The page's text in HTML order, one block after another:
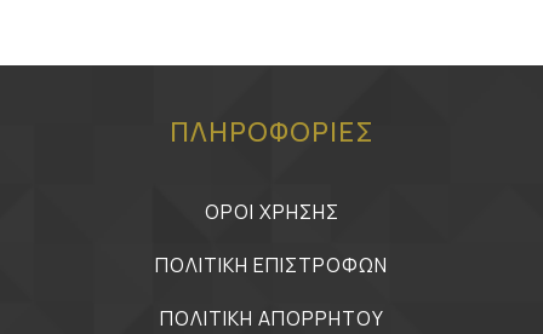
ΠΛΗΡΟΦΟΡΙΕΣ
ΟΡΟΙ ΧΡΗΣΗΣ
ΠΟΛΙΤΙΚΗ ΕΠΙΣΤΡΟΦΩΝ
ΠΟΛΙΤΙΚΗ ΑΠΟΡΡΗΤΟΥ